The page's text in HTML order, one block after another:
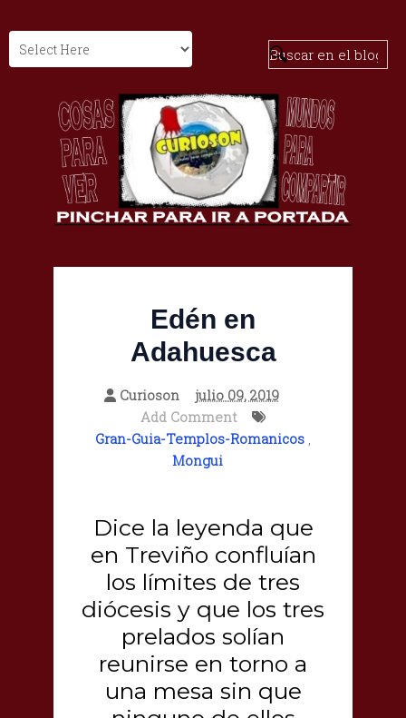
Edén en
Adahuesca
Curioson
julio 09, 2019
Add Comment
Gran-Guia-Templos-Romanicos ,
Mongui
Dice la leyenda que
en Treviño confluían
los límites de tres
diócesis y que los tres
prelados solían
reunirse en torno a
una mesa sin que